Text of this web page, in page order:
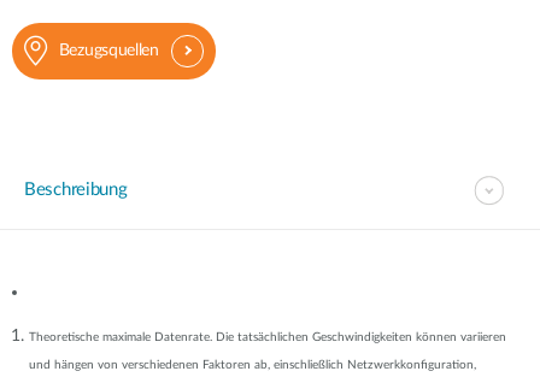
Bezugsquellen
Beschreibung
Theoretische maximale Datenrate. Die tatsächlichen Geschwindigkeiten können variieren
und hängen von verschiedenen Faktoren ab, einschließlich Netzwerkkonfiguration,